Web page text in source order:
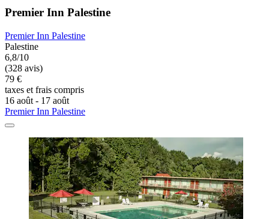
Premier Inn Palestine
Premier Inn Palestine
Palestine
6,8/10
(328 avis)
79 €
taxes et frais compris
16 août - 17 août
Premier Inn Palestine